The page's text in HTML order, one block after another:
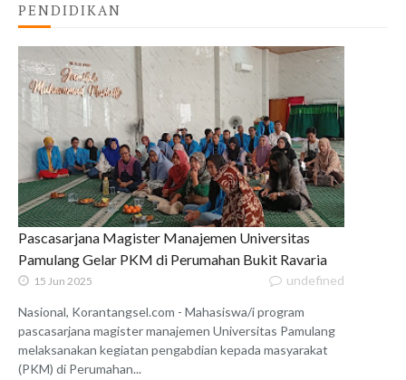
PENDIDIKAN
Pascasarjana Magister Manajemen Universitas
Pamulang Gelar PKM di Perumahan Bukit Ravaria
15 Jun 2025 undefined
Nasional, Korantangsel.com - Mahasiswa/i program
pascasarjana magister manajemen Universitas Pamulang
melaksanakan kegiatan pengabdian kepada masyarakat
(PKM) di Perumahan...